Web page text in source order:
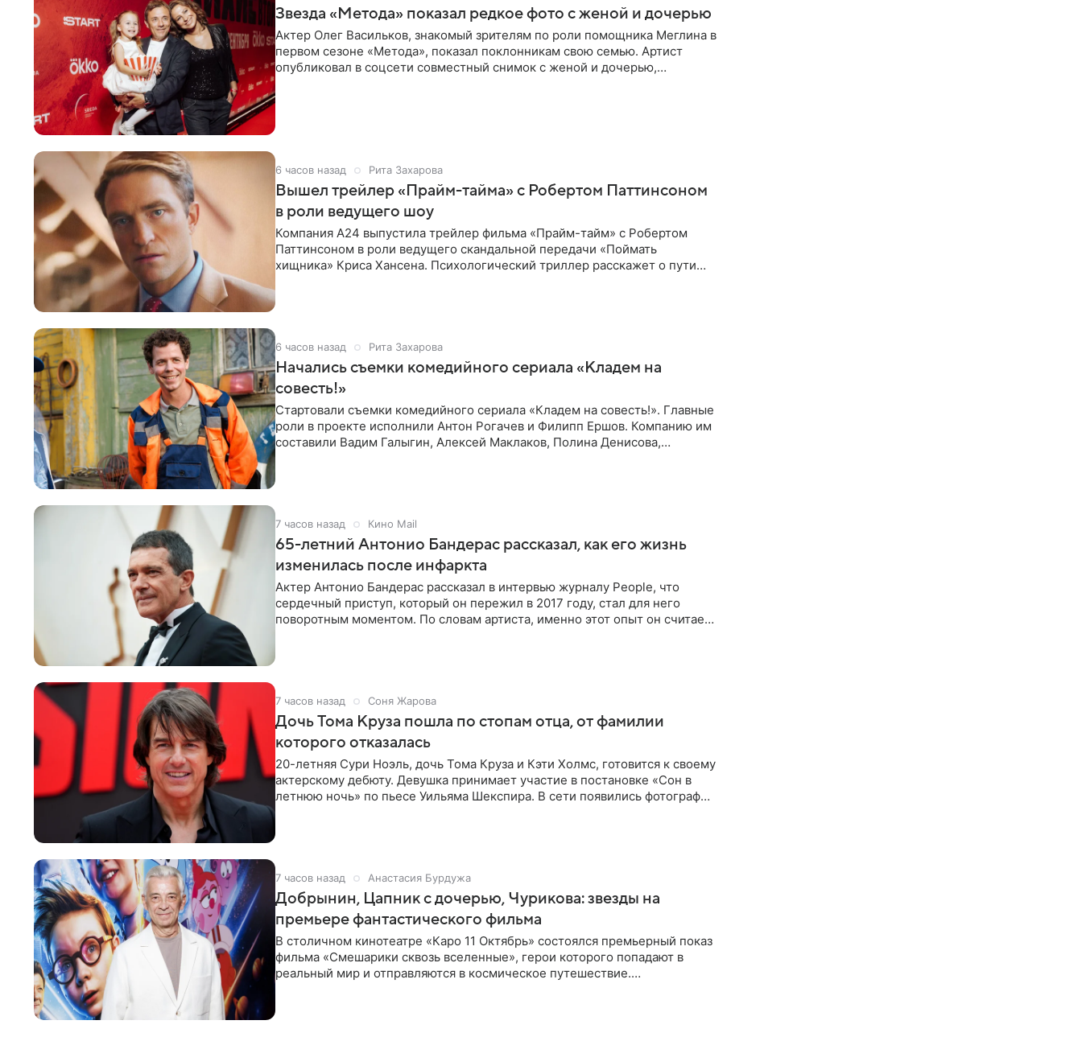
Звезда «Метода» показал редкое фото с женой и дочерью
Актер Олег Васильков, знакомый зрителям по роли помощника Меглина в
первом сезоне «Метода», показал поклонникам свою семью. Артист
опубликовал в соцсети совместный снимок с женой и дочерью,
6 часов назад Рита Захарова
Вышел трейлер «Прайм-тайма» с Робертом Паттинсоном
в роли ведущего шоу
Компания A24 выпустила трейлер фильма «Прайм-тайм» с Робертом
Паттинсоном в роли ведущего скандальной передачи «Поймать
хищника» Криса Хансена. Психологический триллер расскажет о пути
6 часов назад Рита Захарова
Начались съемки комедийного сериала «Кладем на
совесть!»
Стартовали съемки комедийного сериала «Кладем на совесть!». Главные
роли в проекте исполнили Антон Рогачев и Филипп Ершов. Компанию им
составили Вадим Галыгин, Алексей Маклаков, Полина Денисова,
7 часов назад Кино Mail
65-летний Антонио Бандерас рассказал, как его жизнь
изменилась после инфаркта
Актер Антонио Бандерас рассказал в интервью журналу People, что
сердечный приступ, который он пережил в 2017 году, стал для него
поворотным моментом. По словам артиста, именно этот опыт он считает
7 часов назад Соня Жарова
Дочь Тома Круза пошла по стопам отца, от фамилии
которого отказалась
20-летняя Сури Ноэль, дочь Тома Круза и Кэти Холмс, готовится к своему
актерскому дебюту. Девушка принимает участие в постановке «Сон в
летнюю ночь» по пьесе Уильяма Шекспира. В сети появились фотографии
7 часов назад Анастасия Бурдужа
Добрынин, Цапник с дочерью, Чурикова: звезды на
премьере фантастического фильма
В столичном кинотеатре «Каро 11 Октябрь» состоялся премьерный показ
фильма «Смешарики сквозь вселенные», герои которого попадают в
реальный мир и отправляются в космическое путешествие.